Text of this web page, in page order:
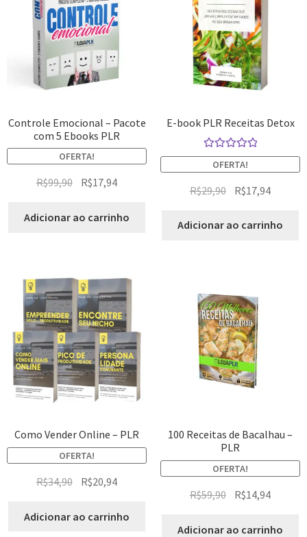
Controle Emocional – Pacote
com 5 Ebooks PLR
OFERTA!
R$99,90 R$17,94
Adicionar ao carrinho
E-book PLR Receitas Detox
Avaliação
5.00de 5
OFERTA!
R$29,90 R$17,94
Adicionar ao carrinho
Como Vender Online – PLR
OFERTA!
R$34,90 R$20,94
Adicionar ao carrinho
100 Receitas de Bacalhau –
PLR
OFERTA!
R$59,90 R$14,94
Adicionar ao carrinho